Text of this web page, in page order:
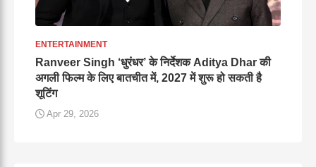
ENTERTAINMENT
Ranveer Singh ‘धुरंधर’ के निर्देशक Aditya Dhar की
अगली फिल्म के लिए बातचीत में, 2027 में शुरू हो सकती है
शूटिंग
Apr 29, 2026